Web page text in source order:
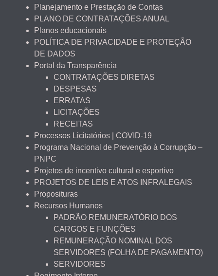
Planejamento e Prestação de Contas
PLANO DE CONTRATAÇÕES ANUAL
Planos educacionais
POLÍTICA DE PRIVACIDADE E PROTEÇÃO
DE DADOS
Portal da Transparência
CONTRATAÇÕES DIRETAS
DESPESAS
ERRATAS
LICITAÇÕES
RECEITAS
Processos Licitatórios | COVID-19
Programa Nacional de Prevenção à Corrupção –
PNPC
Projetos de incentivo cultural e esportivo
PROJETOS DE LEIS E ATOS INFRALEGAIS
Proposituras
Recursos Humanos
PADRÃO REMUNERATÓRIO DOS
CARGOS E FUNÇÕES
REMUNERAÇÃO NOMINAL DOS
SERVIDORES (FOLHA DE PAGAMENTO)
SERVIDORES